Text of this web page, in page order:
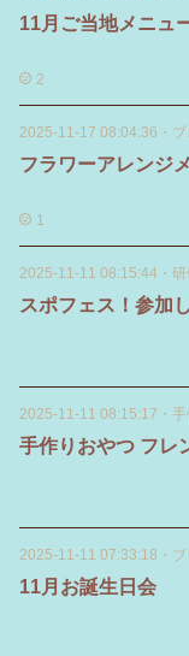
11月ご当地メニュ
2
2025-11-17 08:04:36 ・
フラワーアレンジ
1
2025-11-11 08:15:44 ・ 研
スポフェス！参加
2025-11-11 08:15:17 ・ 手
手作りおやつ フレ
2025-11-11 07:33:18 ・
11月お誕生日会